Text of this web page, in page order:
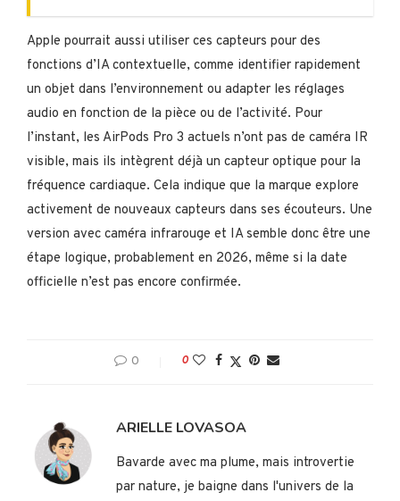
Apple pourrait aussi utiliser ces capteurs pour des
fonctions d’IA contextuelle, comme identifier rapidement
un objet dans l’environnement ou adapter les réglages
audio en fonction de la pièce ou de l’activité. Pour
l’instant, les AirPods Pro 3 actuels n’ont pas de caméra IR
visible, mais ils intègrent déjà un capteur optique pour la
fréquence cardiaque. Cela indique que la marque explore
activement de nouveaux capteurs dans ses écouteurs. Une
version avec caméra infrarouge et IA semble donc être une
étape logique, probablement en 2026, même si la date
officielle n’est pas encore confirmée.
0 0
ARIELLE LOVASOA
Bavarde avec ma plume, mais introvertie
par nature, je baigne dans l'univers de la